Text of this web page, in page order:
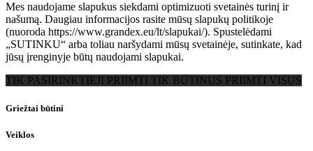
Mes naudojame slapukus siekdami optimizuoti svetainės turinį ir
našumą. Daugiau informacijos rasite mūsų slapukų politikoje
(nuoroda https://www.grandex.eu/lt/slapukai/). Spustelėdami
„SUTINKU“ arba toliau naršydami mūsų svetainėje, sutinkate, kad
jūsų įrenginyje būtų naudojami slapukai.
TIK PASIRINKTIEJI PRIIMTI TIK BŪTINUS PRIIMTI VISUS
Griežtai būtini
Veiklos